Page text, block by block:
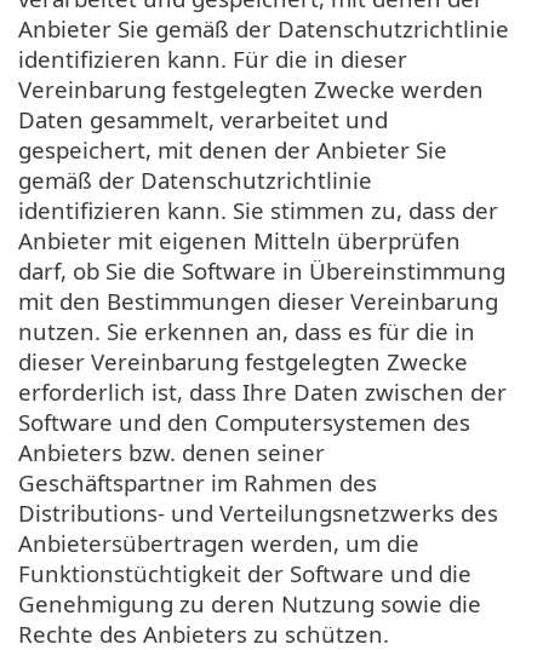
Anbieter Sie gemäß der Datenschutzrichtlinie
identifizieren kann. Für die in dieser
Vereinbarung festgelegten Zwecke werden
Daten gesammelt, verarbeitet und
gespeichert, mit denen der Anbieter Sie
gemäß der Datenschutzrichtlinie
identifizieren kann. Sie stimmen zu, dass der
Anbieter mit eigenen Mitteln überprüfen
darf, ob Sie die Software in Übereinstimmung
mit den Bestimmungen dieser Vereinbarung
nutzen. Sie erkennen an, dass es für die in
dieser Vereinbarung festgelegten Zwecke
erforderlich ist, dass Ihre Daten zwischen der
Software und den Computersystemen des
Anbieters bzw. denen seiner
Geschäftspartner im Rahmen des
Distributions- und Verteilungsnetzwerks des
Anbietersübertragen werden, um die
Funktionstüchtigkeit der Software und die
Genehmigung zu deren Nutzung sowie die
Rechte des Anbieters zu schützen.